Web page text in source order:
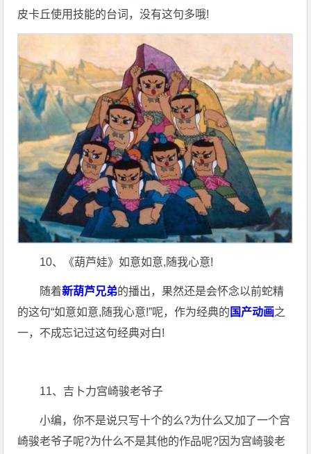
皮卡丘使用技能的台词，没有这句多哦!
10、《葫芦娃》如意如意,随我心意!
随着新葫芦兄弟的播出，果然还是会怀念以前蛇精
的这句“如意如意,随我心意!”呢，作为经典的 国产动画之
一，不成忘记过这句经典对白!
11、吉卜力宫崎骏老爷子
小编，你不是说只写十个的么?为什么又加了一个宫
崎骏老爷子呢?为什么不是其他的作品呢?因为宫崎骏老